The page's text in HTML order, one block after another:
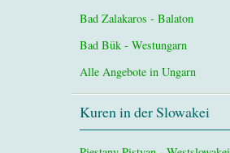
Bad Zalakaros - Balaton
Bad Bük - Westungarn
Alle Angebote in Ungarn
Kuren in der Slowakei